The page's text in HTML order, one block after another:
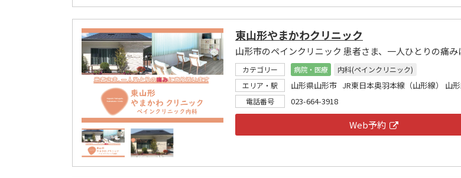
東山形やまかわクリニック
カテゴリー 病院・医療
内科(ペインクリニック)
エリア・駅
山形県山形市 JR東日本奥羽本線（山形線） 山
電話番号 023-664-3918
Web予約